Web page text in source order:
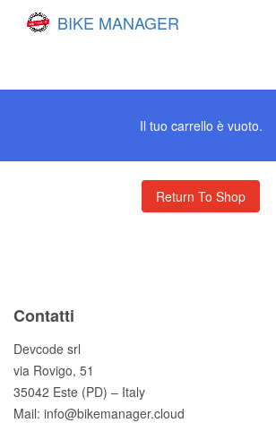
BIKE MANAGER
Il tuo carrello è vuoto.
Return To Shop
Contatti
Devcode srl
via Rovigo, 51
35042 Este (PD) – Italy
Mail: info@bikemanager.cloud